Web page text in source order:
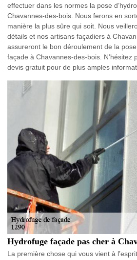
effectuer dans les normes la pose
Chavannes-des-bois. Nous ferons en
manière la plus sûre qui soit. Nous
détails et nos artisans façadiers à
assureront le bon déroulement de la
façade à Chavannes-des-bois. N’hésitez
devis gratuit pour de plus amples
Hydrofuge façade pas cher à
La première chose qui vous vient à